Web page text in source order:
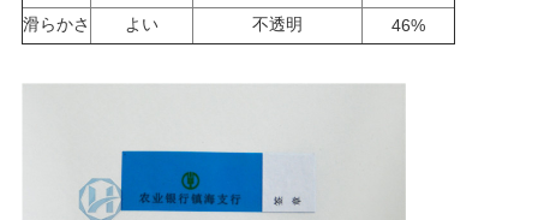
地
図
滑らかさ
よい 不透明 46%